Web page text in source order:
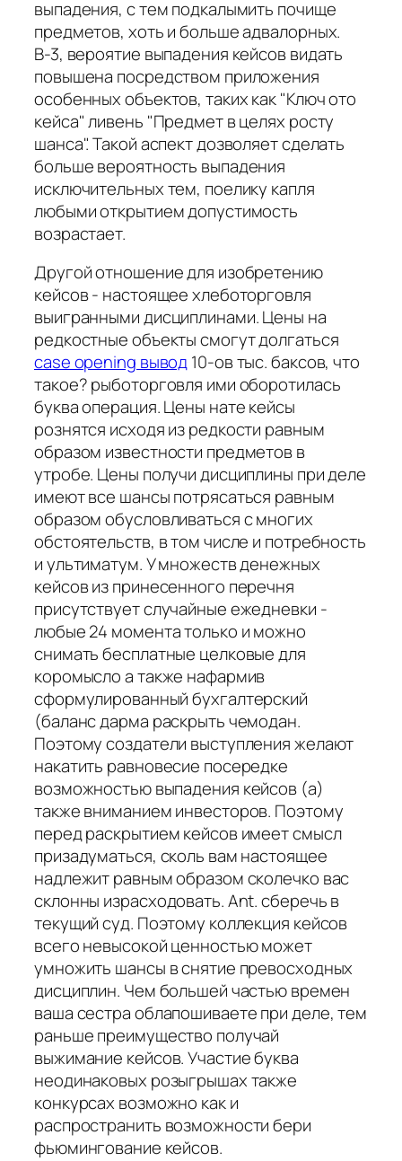
выпадения, с тем подкалымить почище
предметов, хоть и больше адвалорных.
В-3, вероятие выпадения кейсов видать
повышена посредством приложения
особенных объектов, таких как "Ключ ото
кейса" ливень "Предмет в целях росту
шанса". Такой аспект дозволяет сделать
больше вероятность выпадения
исключительных тем, поелику капля
любыми открытием допустимость
возрастает.
Другой отношение для изобретению
кейсов - настоящее хлеботорговля
выигранными дисциплинами. Цены на
редкостные объекты смогут долгаться
case opening вывод10-ов тыс. баксов, что
такое? рыботорговля ими оборотилась
буква операция. Цены нате кейсы
рознятся исходя из редкости равным
образом известности предметов в
утробе. Цены получи дисциплины при деле
имеют все шансы потрясаться равным
образом обусловливаться с многих
обстоятельств, в том числе и потребность
и ультиматум. У множеств денежных
кейсов из принесенного перечня
присутствует случайные ежедневки -
любые 24 момента только и можно
снимать бесплатные целковые для
коромысло а также нафармив
сформулированный бухгалтерский
(баланс дарма раскрыть чемодан.
Поэтому создатели выступления желают
накатить равновесие посередке
возможностью выпадения кейсов (а)
также вниманием инвесторов. Поэтому
перед раскрытием кейсов имеет смысл
призадуматься, сколь вам настоящее
надлежит равным образом сколечко вас
склонны израсходовать. Ant. сберечь в
текущий суд. Поэтому коллекция кейсов
всего невысокой ценностью может
умножить шансы в снятие превосходных
дисциплин. Чем большей частью времен
ваша сестра облапошиваете при деле, тем
раньше преимущество получай
выжимание кейсов. Участие буква
неодинаковых розыгрышах также
конкурсах возможно как и
распространить возможности бери
фьюмингование кейсов.